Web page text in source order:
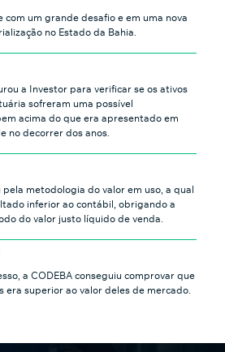
com um grande desafio e em uma nova
no Estado da Bahia.
a Investor para verificar se os ativos
sofreram uma possível
acima do que era apresentado em
no decorrer dos anos.
metodologia do valor em uso, a qual
inferior ao contábil, obrigando a
do valor justo líquido de venda.
a CODEBA conseguiu comprovar que
era superior ao valor deles de mercado.